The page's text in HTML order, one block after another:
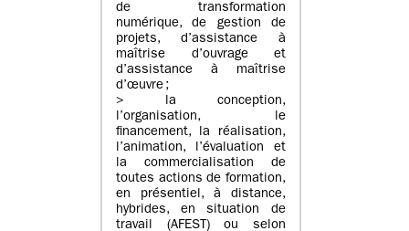
de transformation
numérique, de gestion de
projets, d’assistance à
maîtrise d’ouvrage et
d’assistance à maîtrise
d’œuvre ;
> la conception,
l’organisation, le
financement, la réalisation,
l’animation, l’évaluation et
la commercialisation de
toutes actions de formation,
en présentiel, à distance,
hybrides, en situation de
travail (AFEST) ou selon